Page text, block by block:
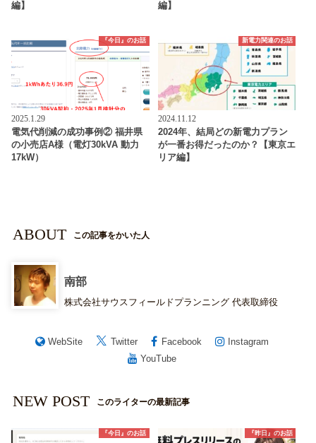
編】
編】
『今日』のお話
2025.1.29
電気代削減の成功事例② 福井県
の小売店A様（電灯30kVA 動力
17kW）
新電力関連のお話
2024.11.12
2024年、結局どの新電力プラン
が一番お得だったのか？【東京エ
リア編】
ABOUT この記事をかいた人
南部
株式会社サウスフィールドプランニング 代表取締役
WebSite Twitter Facebook
Instagram
YouTube
NEW POST このライターの最新記事
『今日』のお話 『昨日』のお話